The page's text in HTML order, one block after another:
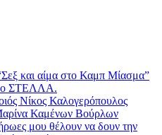
και αίμα στο Καμπ Μίασμα”
ΣΤΕΛΛΑ.
Νίκος Καλογερόπουλος
Καμένων Βούρλων
μου θέλουν να δουν την